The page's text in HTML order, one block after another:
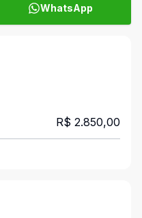
WhatsApp
R$ 2.850,00